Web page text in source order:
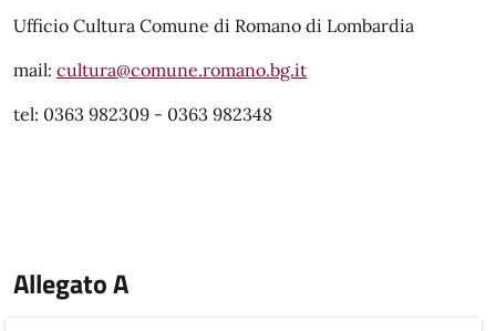
Ufficio Cultura Comune di Romano di Lombardia
mail: cultura@comune.romano.bg.it
tel: 0363 982309 - 0363 982348
Allegato A